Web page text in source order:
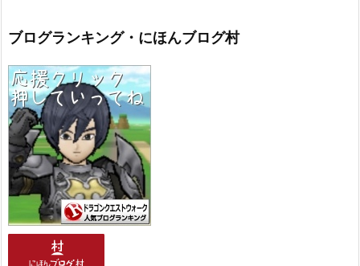
ブログランキング・にほんブログ村